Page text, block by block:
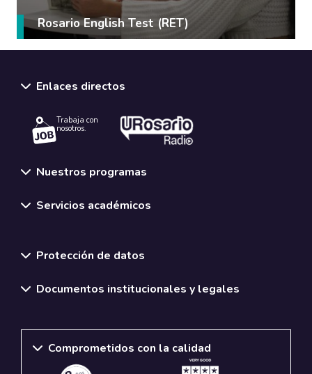
Rosario English Test (RET)
Enlaces directos
Trabaja con
nosotros.
Nuestros programas
Servicios académicos
Protección de datos
Documentos institucionales y legales
Comprometidos con la calidad